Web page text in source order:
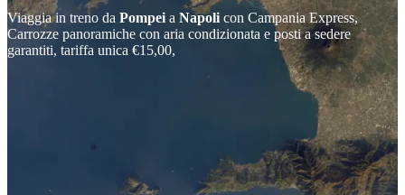
Viaggia in treno da Pompei a Napoli con Campania Express,
Carrozze panoramiche con aria condizionata e posti a sedere
garantiti, tariffa unica €15,00,